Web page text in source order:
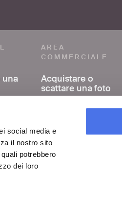
social media e
il nostro sito
potrebbero
dei loro
una
AREA
COMMERCIALE
Acquistare o
scattare una foto
Girare un film o un
Organizzare un
evento